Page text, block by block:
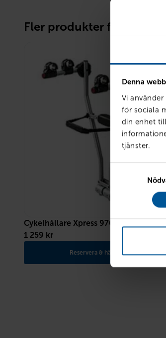
Denna
Vi
för sociala
din enhet
tjänster.
Fler produkter från Packa
Cykelhållare Xpress 970
1 259 kr
Reservera & hämta